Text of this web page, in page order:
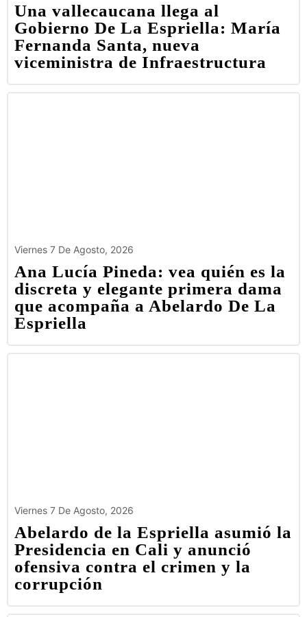
Una vallecaucana llega al
Gobierno De La Espriella: María
Fernanda Santa, nueva
viceministra de Infraestructura
Viernes 7 De Agosto, 2026
Ana Lucía Pineda: vea quién es la
discreta y elegante primera dama
que acompaña a Abelardo De La
Espriella
Viernes 7 De Agosto, 2026
Abelardo de la Espriella asumió la
Presidencia en Cali y anunció
ofensiva contra el crimen y la
corrupción